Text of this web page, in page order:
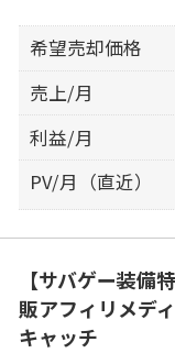
希望売却価格
売上/月
利益/月
PV/月（直近）
【サバゲー装備
販アフィリメデ
キャッチ